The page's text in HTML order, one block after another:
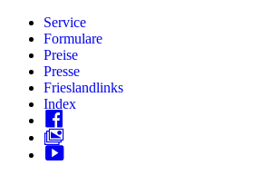
Zum
Inhalt
springen
Service
Formulare
Preise
Presse
Frieslandlinks
Index